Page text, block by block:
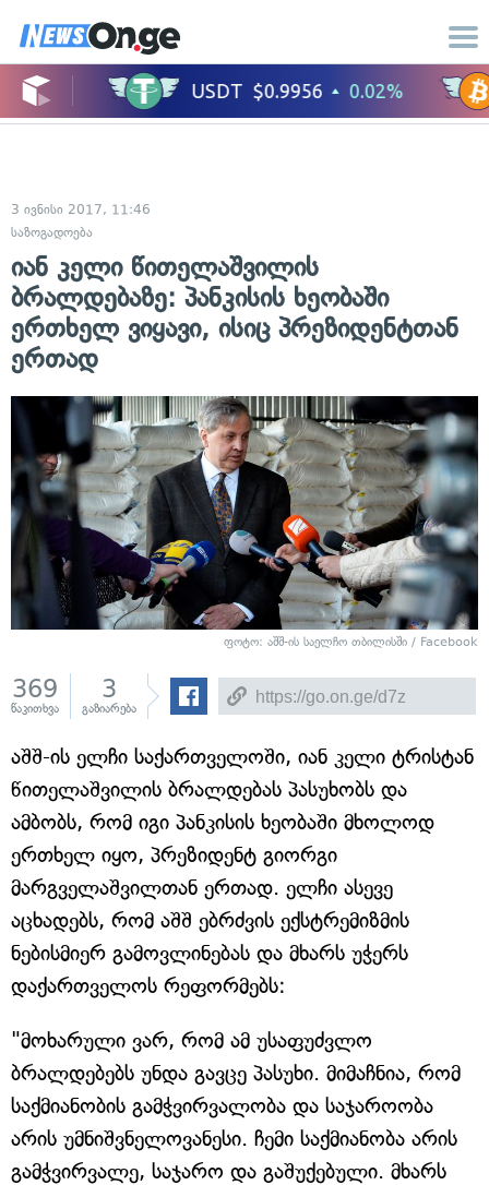
3 ივნისი 2017, 11:46
საზოგადოება
იან კელი წითელაშვილის
ბრალდებაზე: პანკისის ხეობაში
ერთხელ ვიყავი, ისიც პრეზიდენტთან
ერთად
ფოტო: აშშ-ის საელჩო თბილისში / Facebook
369
წაკითხვა
3
გაზიარება
აშშ-ის ელჩი საქართველოში, იან კელი ტრისტან
წითელაშვილის ბრალდებას პასუხობს და
ამბობს, რომ იგი პანკისის ხეობაში მხოლოდ
ერთხელ იყო, პრეზიდენტ გიორგი
მარგველაშვილთან ერთად. ელჩი ასევე
აცხადებს, რომ აშშ ებრძვის ექსტრემიზმის
ნებისმიერ გამოვლინებას და მხარს უჭერს
დაქართველოს რეფორმებს:
"მოხარული ვარ, რომ ამ უსაფუძვლო
ბრალდებებს უნდა გავცე პასუხი. მიმაჩნია, რომ
საქმიანობის გამჭვირვალობა და საჯაროობა
არის უმნიშვნელოვანესი. ჩემი საქმიანობა არის
გამჭვირვალე, საჯარო და გაშუქებული. მხარს